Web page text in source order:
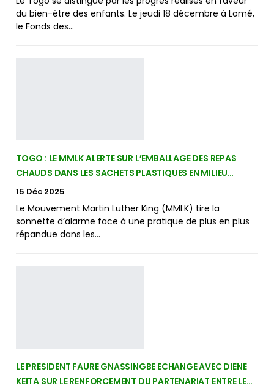
du bien-être des enfants. Le jeudi 18 décembre à Lomé,
le Fonds des…
TOGO : LE MMLK ALERTE SUR L’EMBALLAGE DES REPAS
CHAUDS DANS LES SACHETS PLASTIQUES EN MILIEU…
15 Déc 2025
Le Mouvement Martin Luther King (MMLK) tire la
sonnette d’alarme face à une pratique de plus en plus
répandue dans les…
LE PRESIDENT FAURE GNASSINGBE ECHANGE AVEC DIENE
KEITA SUR LE RENFORCEMENT DU PARTENARIAT ENTRE LE…